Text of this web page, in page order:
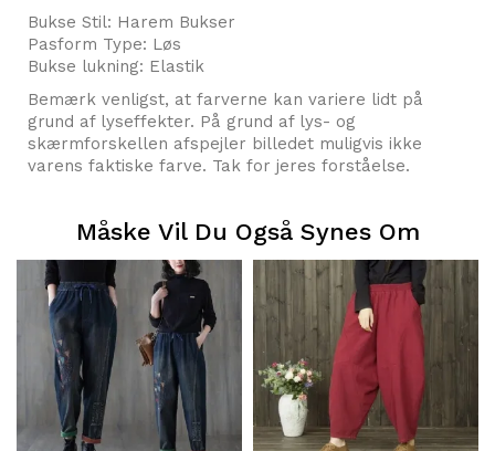
Bukse Stil: Harem Bukser
Pasform Type: Løs
Bukse lukning: Elastik
Bemærk venligst, at farverne kan variere lidt på
grund af lyseffekter. På grund af lys- og
skærmforskellen afspejler billedet muligvis ikke
varens faktiske farve. Tak for jeres forståelse.
Måske Vil Du Også Synes Om